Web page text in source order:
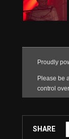
SHARE